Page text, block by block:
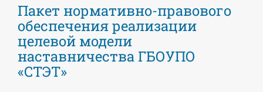
Пакет нормативно-правового
обеспечения реализации
целевой модели
наставничества ГБОУПО
«СТЭТ»